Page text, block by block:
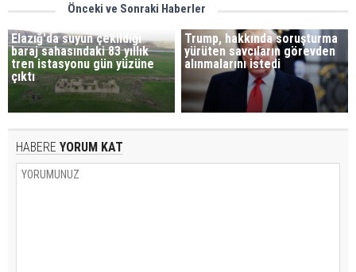
Önceki ve Sonraki Haberler
Elazığ'da suyun çekildiği
baraj sahasındaki 83 yıllık
tren istasyonu gün yüzüne
çıktı
Trump, hakkında soruşturma
yürüten savcıların görevden
alınmalarını istedi
HABERE YORUM KAT